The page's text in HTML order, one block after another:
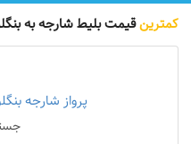
کمترینقیمت بلیط شارجه به
پرواز شارجه